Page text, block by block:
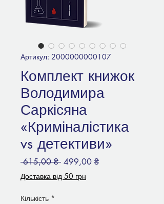
Артикул: 2000000000107
Комплект книжок
Володимира
Саркісяна
«Криміналістика
vs детективи»
615,00 ₴ Звичайна
ціна
499,00 ₴За
Доставка від 50 грн
Кількість *